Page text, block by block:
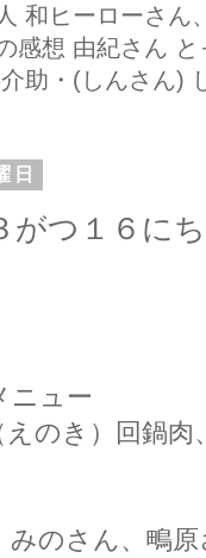
和ヒーローさん
感想 由紀さん
介助・(しんさん)
日
がつ１６に
ニュー
のき）回鍋肉
みのさん、鴫